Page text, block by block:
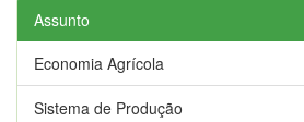
Assunto
Economia Agrícola
Sistema de Produção